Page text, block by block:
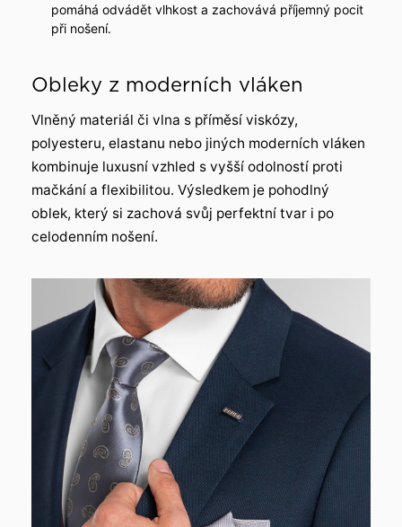
pomáhá odvádět vlhkost a zachovává příjemný pocit
při nošení.
Obleky z moderních vláken
Vlněný materiál či vlna s příměsí viskózy,
polyesteru, elastanu nebo jiných moderních vláken
kombinuje luxusní vzhled s vyšší odolností proti
mačkání a flexibilitou. Výsledkem je pohodlný
oblek, který si zachová svůj perfektní tvar i po
celodenním nošení.